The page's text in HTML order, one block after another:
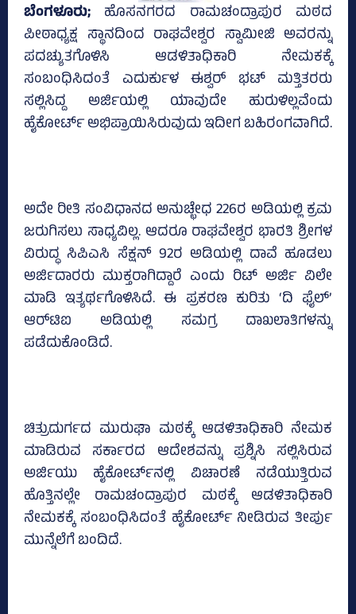
ಬೆಂಗಳೂರು; ಹೊಸನಗರದ ರಾಮಚಂದ್ರಾಪುರ ಮಠದ
ಪೀಠಾಧ್ಯಕ್ಷ ಸ್ಥಾನದಿಂದ ರಾಘವೇಶ್ವರ ಸ್ವಾಮೀಜಿ ಅವರನ್ನು
ಪದಚ್ಯುತಗೊಳಿಸಿ ಆಡಳಿತಾಧಿಕಾರಿ ನೇಮಕಕ್ಕೆ
ಸಂಬಂಧಿಸಿದಂತೆ ಎದುರ್ಕುಳ ಈಶ್ವರ್‌ ಭಟ್‌ ಮತ್ತಿತರರು
ಸಲ್ಲಿಸಿದ್ದ ಅರ್ಜಿಯಲ್ಲಿ ಯಾವುದೇ ಹುರುಳಿಲ್ಲವೆಂದು
ಹೈಕೋರ್ಟ್‌ ಅಭಿಪ್ರಾಯಿಸಿರುವುದು ಇದೀಗ ಬಹಿರಂಗವಾಗಿದೆ.
ಅದೇ ರೀತಿ ಸಂವಿಧಾನದ ಅನುಚ್ಛೇಧ 226ರ ಅಡಿಯಲ್ಲಿ ಕ್ರಮ
ಜರುಗಿಸಲು ಸಾಧ್ಯವಿಲ್ಲ. ಆದರೂ ರಾಘವೇಶ್ವರ ಭಾರತಿ ಶ್ರೀಗಳ
ವಿರುದ್ಧ ಸಿಪಿಎಸಿ ಸೆಕ್ಷನ್‌ 92ರ ಅಡಿಯಲ್ಲಿ ದಾವೆ ಹೂಡಲು
ಅರ್ಜಿದಾರರು ಮುಕ್ತರಾಗಿದ್ದಾರೆ ಎಂದು ರಿಟ್‌ ಅರ್ಜಿ ವಿಲೇ
ಮಾಡಿ ಇತ್ಯರ್ಥಗೊಳಿಸಿದೆ. ಈ ಪ್ರಕರಣ ಕುರಿತು ‘ದಿ ಫೈಲ್‌’
ಆರ್‌ಟಿಐ ಅಡಿಯಲ್ಲಿ ಸಮಗ್ರ ದಾಖಲಾತಿಗಳನ್ನು
ಪಡೆದುಕೊಂಡಿದೆ.
ಚಿತ್ರುದುರ್ಗದ ಮುರುಘಾ ಮಠಕ್ಕೆ ಆಡಳಿತಾಧಿಕಾರಿ ನೇಮಕ
ಮಾಡಿರುವ ಸರ್ಕಾರದ ಆದೇಶವನ್ನು ಪ್ರಶ್ನಿಸಿ ಸಲ್ಲಿಸಿರುವ
ಅರ್ಜಿಯು ಹೈಕೋರ್ಟ್‌ನಲ್ಲಿ ವಿಚಾರಣೆ ನಡೆಯುತ್ತಿರುವ
ಹೊತ್ತಿನಲ್ಲೇ ರಾಮಚಂದ್ರಾಪುರ ಮಠಕ್ಕೆ ಆಡಳಿತಾಧಿಕಾರಿ
ನೇಮಕಕ್ಕೆ ಸಂಬಂಧಿಸಿದಂತೆ ಹೈಕೋರ್ಟ್‌ ನೀಡಿರುವ ತೀರ್ಪು
ಮುನ್ನೆಲೆಗೆ ಬಂದಿದೆ.